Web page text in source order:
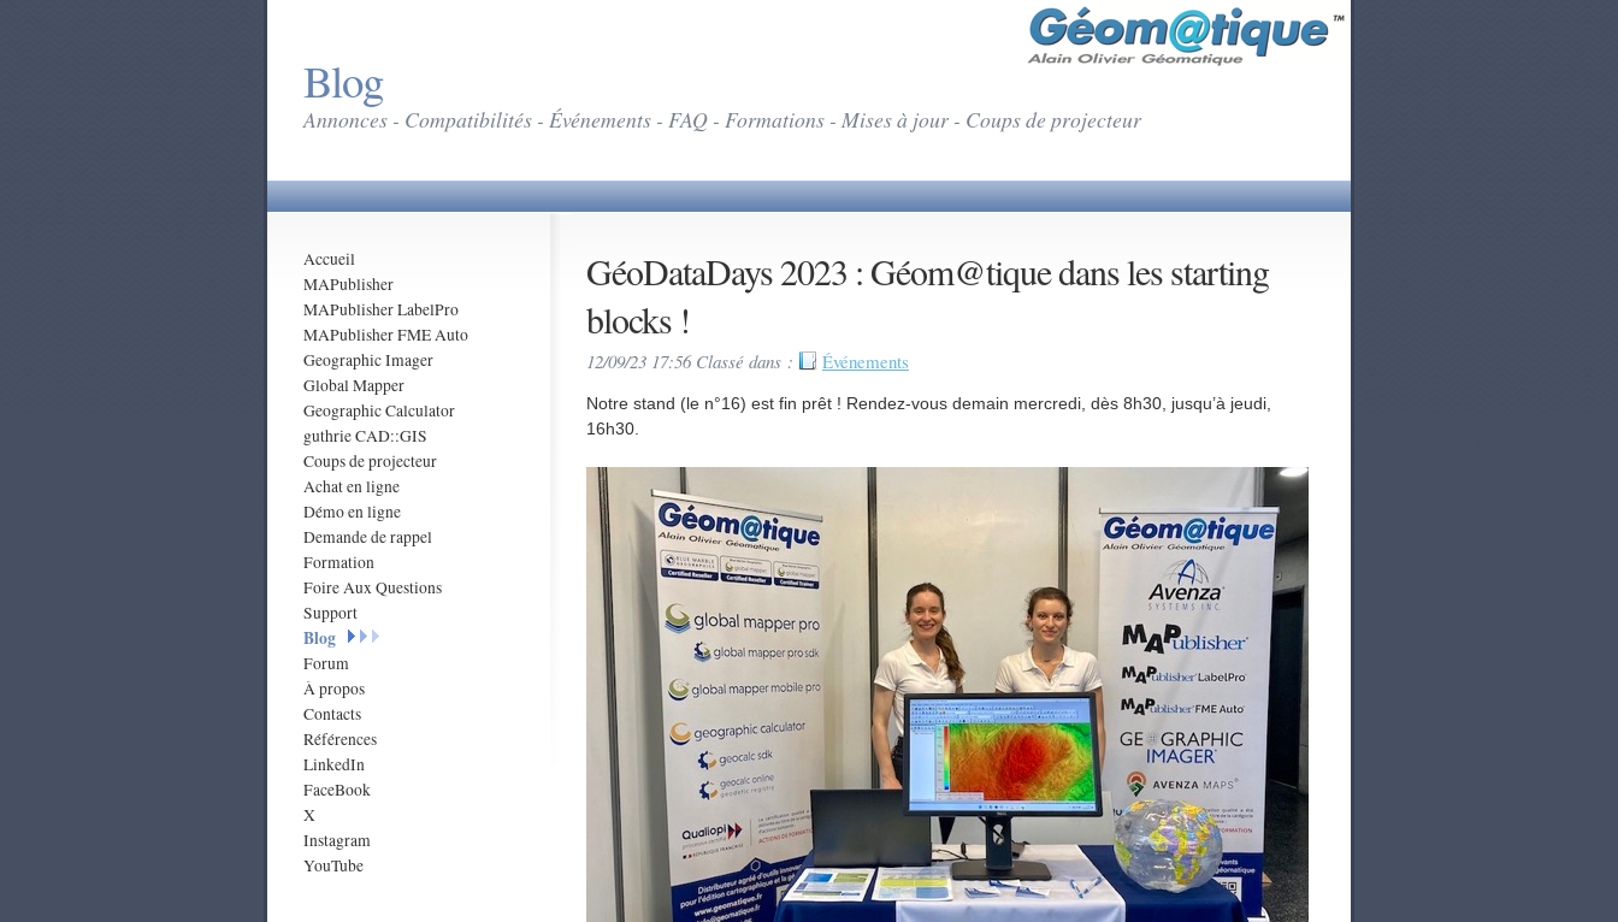
Blog
Annonces - Compatibilités - Événements - FAQ - Formations - Mises à jour - Coups de projecteur
Accueil
MAPublisher
MAPublisher LabelPro
MAPublisher FME Auto
Geographic Imager
Global Mapper
Geographic Calculator
guthrie CAD::GIS
Coups de projecteur
Achat en ligne
Démo en ligne
Demande de rappel
Formation
Foire Aux Questions
Support
Blog
Forum
À propos
Contacts
Références
LinkedIn
FaceBook
X
Instagram
YouTube
GéoDataDays 2023 : Géom@tique dans les starting
blocks !
12/09/23 17:56 Classé dans : Événements
Notre stand (le n°16) est fin prêt ! Rendez-vous demain mercredi, dès 8h30, jusqu’à jeudi,
16h30.